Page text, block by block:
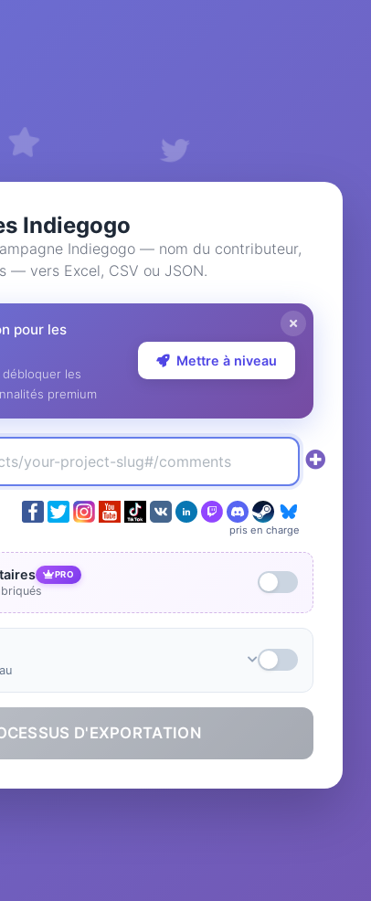
Indiegogo
Indiegogo — nom du contributeur,
— vers Excel, CSV ou JSON.
pour les
les
premium
Mettre à niveau
pris en charge
PRO
D'EXPORTATION